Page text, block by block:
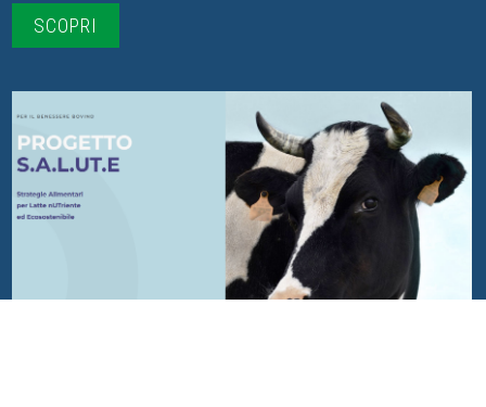
SCOPRI